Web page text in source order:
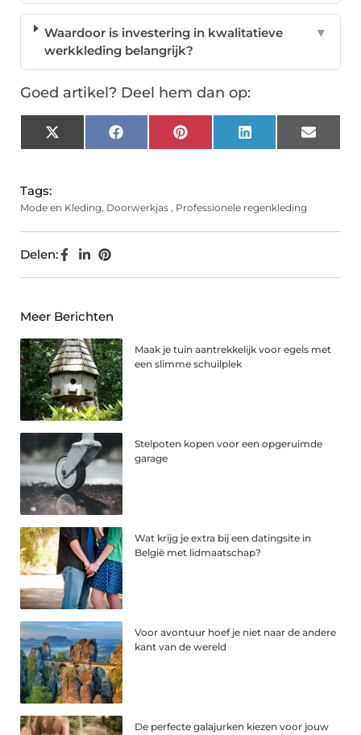
Waardoor is investering in kwalitatieve
werkkleding belangrijk?
▼
Goed artikel? Deel hem dan op:
X
(Twitter)
FacebookPinterest LinkedIn Email
Tags:
Mode en Kleding, Doorwerkjas , Professionele regenkleding
Delen:
Meer Berichten
Maak je tuin aantrekkelijk voor egels met
een slimme schuilplek
Stelpoten kopen voor een opgeruimde
garage
Wat krijg je extra bij een datingsite in
België met lidmaatschap?
Voor avontuur hoef je niet naar de andere
kant van de wereld
De perfecte galajurken kiezen voor jouw